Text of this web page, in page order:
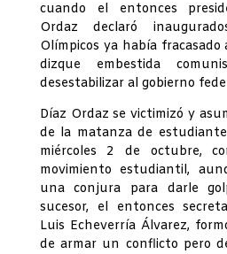
cuando el entonces
Ordaz declaró
Olímpicos ya había
dizque embestida
desestabilizar al gobierno
Díaz Ordaz se victimizó y
de la matanza de
miércoles 2 de octubre,
movimiento estudiantil,
una conjura para darle
sucesor, el entonces
Luis Echeverría Álvarez,
de armar un conflicto pero